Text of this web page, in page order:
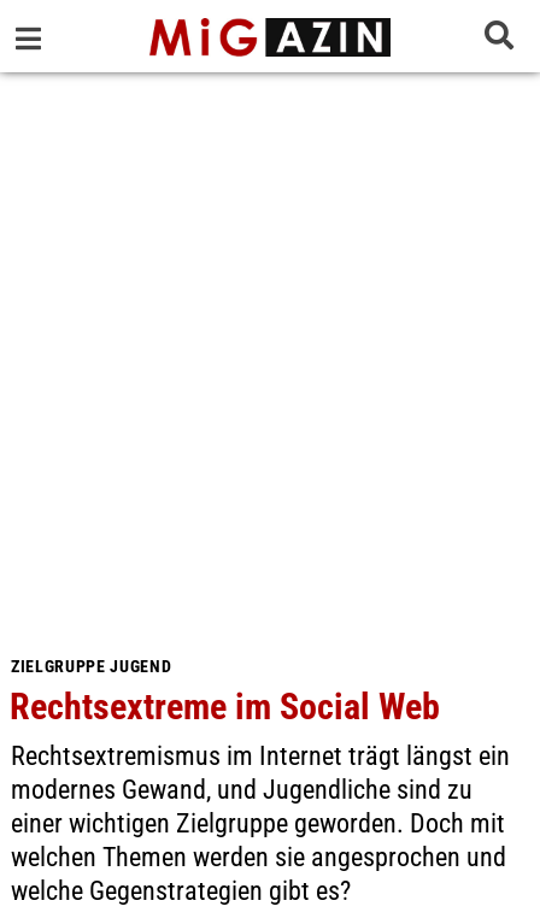
ZIELGRUPPE JUGEND
Rechtsextreme im Social Web
Rechtsextremismus im Internet trägt längst ein
modernes Gewand, und Jugendliche sind zu
einer wichtigen Zielgruppe geworden. Doch mit
welchen Themen werden sie angesprochen und
welche Gegenstrategien gibt es?